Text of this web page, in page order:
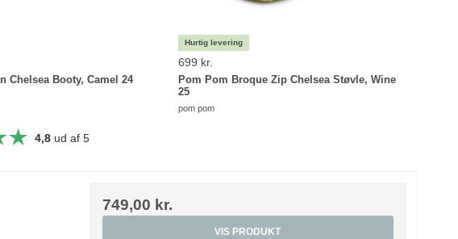
Chelsea Booty, Camel 24
699 kr.
Pom Pom Broque Zip Chelsea Støvle, Wine
25
pom pom
4,8ud af 5
749,00 kr.
VIS PRODUKT